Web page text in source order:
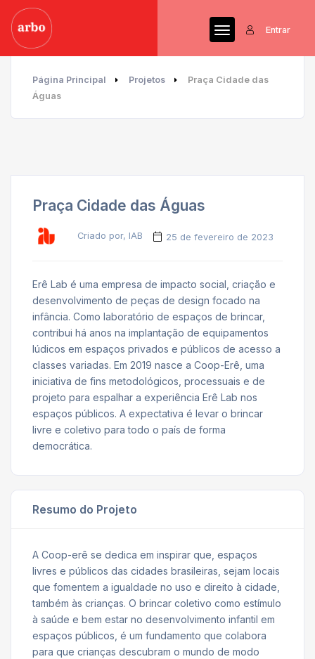
Entrar
Página Principal Projetos
Praça Cidade das
Águas
Praça Cidade das Águas
Criado por, IAB 25 de fevereiro de 2023
Erê Lab é uma empresa de impacto social, criação e
desenvolvimento de peças de design focado na
infância. Como laboratório de espaços de brincar,
contribui há anos na implantação de equipamentos
lúdicos em espaços privados e públicos de acesso a
classes variadas. Em 2019 nasce a Coop-Erê, uma
iniciativa de fins metodológicos, processuais e de
projeto para espalhar a experiência Erê Lab nos
espaços públicos. A expectativa é levar o brincar
livre e coletivo para todo o país de forma
democrática.
Resumo do Projeto
A Coop-erê se dedica em inspirar que, espaços
livres e públicos das cidades brasileiras, sejam locais
que fomentem a igualdade no uso e direito à cidade,
também às crianças. O brincar coletivo como estímulo
à saúde e bem estar no desenvolvimento infantil em
espaços públicos, é um fundamento que colabora
para que crianças descubram o mundo de modo